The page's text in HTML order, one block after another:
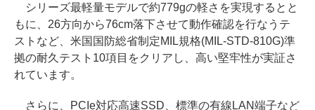
シリーズ最軽量モデルで約779gの軽さを実現するとと
もに、26方向から76cm落下させて動作確認を行なうテ
ストなど、米国国防総省制定MIL規格(MIL-STD-810G)準
拠の耐久テスト10項目をクリアし、高い堅牢性が実証さ
れています。
さらに、PCIe対応高速SSD、標準の有線LAN端子など